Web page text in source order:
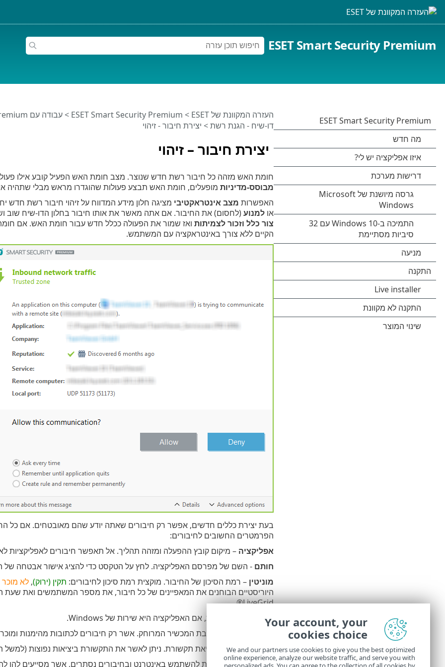
ESET Smart Security Premium
יצירת חיבור – זיהוי
העזרה המקוונת של ESET >
ESET Smart Security Premium
>עבודה עם ESET Smart Security Premium
דו-שיח - הגנת רשת > יצירת חיבור - זיהוי
חומת האש מזהה כל חיבור רשת חדש שנוצר. מצב חומת האש הפעיל קובע אילו
מבוסס-מדיניותמופעלים, חומת האש תבצע פעולות שהוגדרו מראש מבלי שתהיה
האפשרות מצב אינטראקטיבי מציגה חלון מידע המדווח על זיהוי חיבור רשת
או למנוע(לחסום) את החיבור. אם אתה מאשר את אותו חיבור בחלון הדו-שיח שוב
צור כלל וזכור לצמיתותואז שמור את הפעולה ככלל חדש עבור חומת האש. אם
הקיים ללא צורך באינטראקציה עם המשתמש.
בעת יצירת כללים חדשים, אפשר רק חיבורים שאתה יודע שהם מאובטחים. אם כל
הפרמטרים החשובים לחיבורים:
אפליקציה – מיקום קובץ ההפעלה ומזהה תהליך. אל תאפשר חיבורים לאפליקציות
חותם - השם של מפרסם האפליקציה. לחץ על הטקסט כדי להציג אישור אבטחה של
מוניטין – רמת הסיכון של החיבור. מוקצית רמת סיכון לחיבורים: תקין (ירוק), לא
LiveGrid®.
שירות
– שם השירות, אם האפליקציה היא שירות של Windows.
- כתובת המכשיר המרוחק. אשר רק חיבורים לכתובות מהימנות
יציאה מרוחקת
– יציאת תקשורת. ניתן לאשר את התקשורת ביציאות נפוצות (למשל תעבורת אינטרנט
חדירות מכשיר מרבות להשתמש באינטרנט ובחיבורים נסתרים, אשר מסייעים להן
Your account, your
cookies choice
We and our partners use cookies to give you the best optimized
online experience, analyze our website traffic, and serve you with